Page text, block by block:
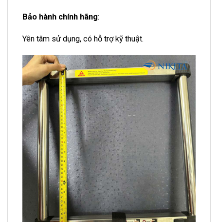
Bảo hành chính hãng:
Yên tâm sử dụng, có hỗ trợ kỹ thuật.